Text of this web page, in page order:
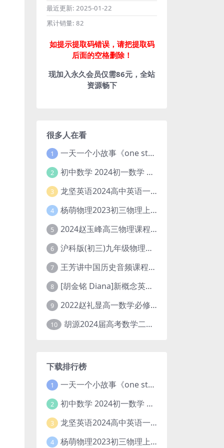
最近更新: 2025-01-22
累计销量: 82
如提示提取码错误，请把提取码
后面的空格删除！
现加入永久会员仅需86元，全站
资源畅下
很多人在看
1 一天一个小故事《one story a day》初中版 百度网盘分享下载
2 初中数学 2024初一数学 朱韬数学 S班春季下 A+班春季下 百度云网盘
3 龙坚英语2024高中英语一轮系统班(全国卷+北京卷)
4 杨萌物理2023初三物理上秋季A+班(视频+讲义) 百度网盘分享
5 2024赵玉峰高三物理课程24年高考物理一轮复习网课教程
6 沪科版(初三)九年级物理全一册网课教学视频全集(录播版 杜春雨 66讲)
7 王芳讲中国历史音频课程全集(上下五千年)
8 [胡金铭 Diana]新概念英语第1册教学视频课程(全集 百度网盘下载)
9 2022赵礼显高一数学必修一课程视频资源(秋季班 含讲义)百度网盘云
10 胡源2024届高考数学二轮寒假春季精讲 百度网盘分享
下载排行榜
1 一天一个小故事《one story a day》初中版 百度网盘分享下载
2 初中数学 2024初一数学 朱韬数学 S班春季下 A+班春季下 百度云网盘
3 龙坚英语2024高中英语一轮系统班(全国卷+北京卷)
4 杨萌物理2023初三物理上秋季A+班(视频+讲义) 百度网盘分享